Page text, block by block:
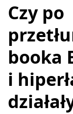
Czy po
booka
i